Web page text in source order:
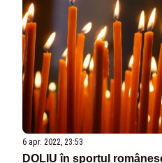
6 apr. 2022, 23:53
DOLIU în sportul